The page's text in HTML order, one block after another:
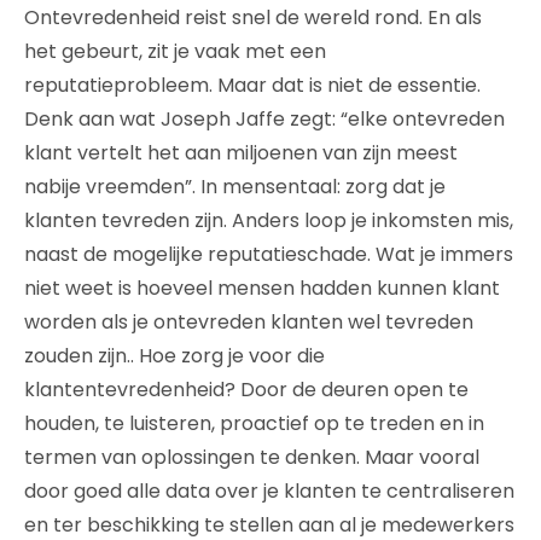
Ontevredenheid reist snel de wereld rond. En als
het gebeurt, zit je vaak met een
reputatieprobleem. Maar dat is niet de essentie.
Denk aan wat Joseph Jaffe zegt: “elke ontevreden
klant vertelt het aan miljoenen van zijn meest
nabije vreemden”. In mensentaal: zorg dat je
klanten tevreden zijn. Anders loop je inkomsten mis,
naast de mogelijke reputatieschade. Wat je immers
niet weet is hoeveel mensen hadden kunnen klant
worden als je ontevreden klanten wel tevreden
zouden zijn.. Hoe zorg je voor die
klantentevredenheid? Door de deuren open te
houden, te luisteren, proactief op te treden en in
termen van oplossingen te denken. Maar vooral
door goed alle data over je klanten te centraliseren
en ter beschikking te stellen aan al je medewerkers